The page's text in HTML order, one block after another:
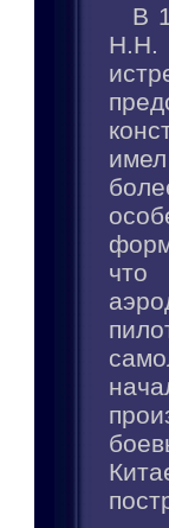
В
Н.Н.